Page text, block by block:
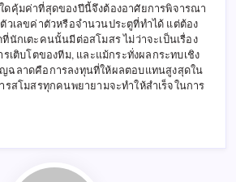
ดคุ้มค่าที่สุดของปีนี้จึงต้องอาศัยการพิจารณา
วเลขค่าตัวหรือจำนวนประตูที่ทำได้ แต่ต้อง
นักเตะคนนั้นมีต่อสโมสร ไม่ว่าจะเป็นเรื่อง
เติบโตของทีม, และแม้กระทั่งผลกระทบเชิง
ฉลาดคือการลงทุนที่ให้ผลตอบแทนสูงสุดใน
รสโมสรทุกคนพยายามจะทำให้สำเร็จในการ